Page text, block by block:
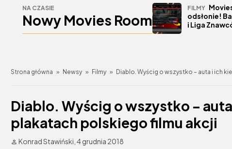
NA CZASIE
Nowy Movies Room
FILMY
odsłonie!
i Liga
Strona główna » Newsy » Filmy » Diablo. Wyścig o wszystko – auta i ich
Diablo. Wyścig o wszystko –
plakatach polskiego filmu akcji
Konrad Stawiński, 4 grudnia 2018